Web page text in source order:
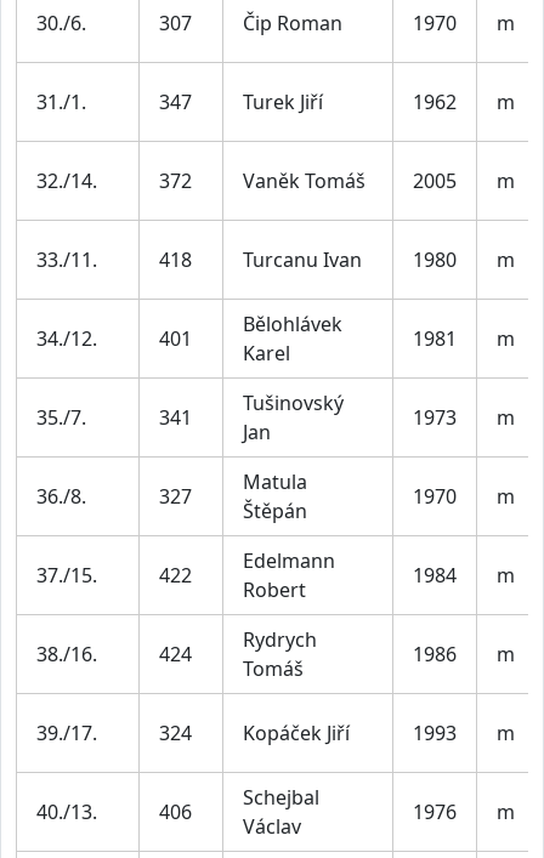
30./6. 307 Čip Roman 1970 m
31./1. 347 Turek Jiří 1962 m
32./14. 372 Vaněk Tomáš 2005 m
33./11. 418 Turcanu Ivan 1980 m
34./12. 401
Bělohlávek
Karel
1981 m
35./7. 341
Tušinovský
Jan
1973 m
36./8. 327
Matula
Štěpán
1970 m
37./15. 422
Edelmann
Robert
1984 m
38./16. 424
Rydrych
Tomáš
1986 m
39./17. 324 Kopáček Jiří 1993 m
40./13. 406
Schejbal
Václav
1976 m